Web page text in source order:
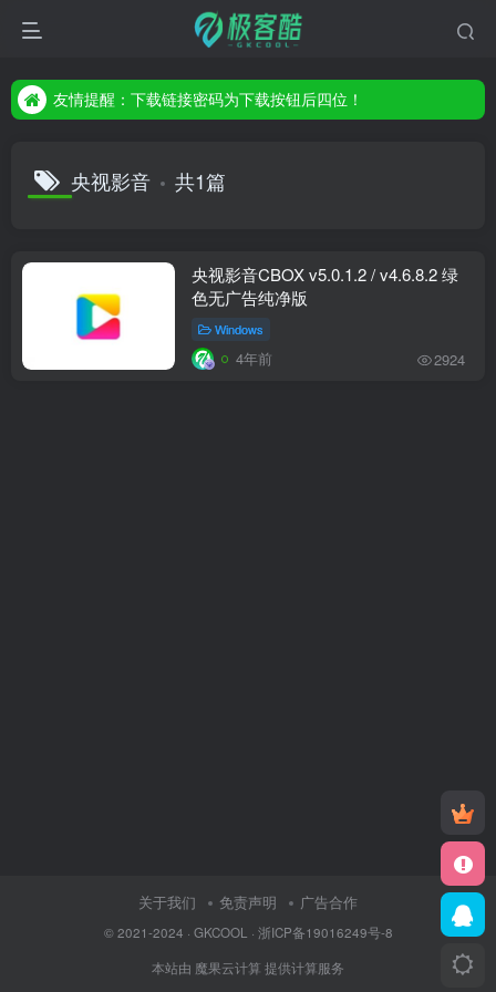
友情提醒：下载链接密码为下载按钮后四位！
友情提醒：下载链接密码为下载按钮后四位！
央视影音 共1篇
央视影音CBOX v5.0.1.2 / v4.6.8.2 绿
色无广告纯净版
Windows
4年前 2924
关于我们 免责声明 广告合作
© 2021-2024 · GKCOOL · 浙ICP备19016249号-8
本站由 魔果云计算 提供计算服务